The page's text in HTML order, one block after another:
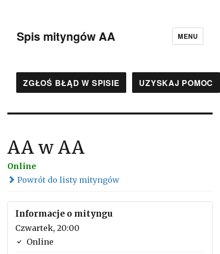
Spis mityngów AA MENU
ZGŁOŚ BŁĄD W SPISIE UZYSKAJ POMOC
AA w AA
Online
Powrót do listy mityngów
Informacje o mityngu
Czwartek, 20:00
Online